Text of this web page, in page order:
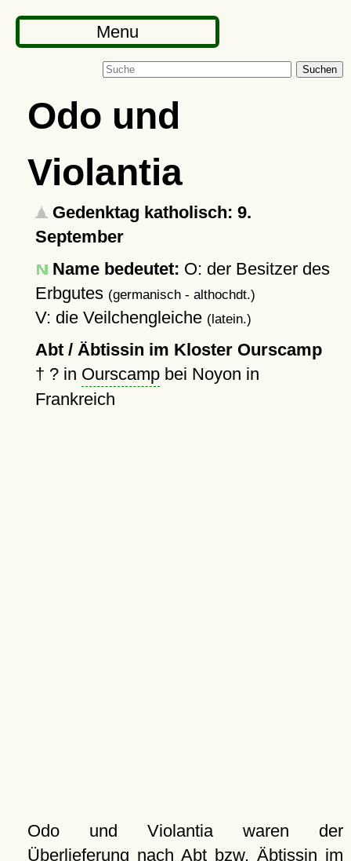
Menu
Suchen
Odo und
Violantia
Gedenktag katholisch: 9.
September
Name bedeutet: O: der Besitzer des
Erbgutes (germanisch - althochdt.)
V: die Veilchengleiche (latein.)
Abt / Äbtissin im Kloster Ourscamp
† ?in Ourscampbei Noyon in
Frankreich
Odo und Violantia waren der
Überlieferung nach Abt bzw. Äbtissin im